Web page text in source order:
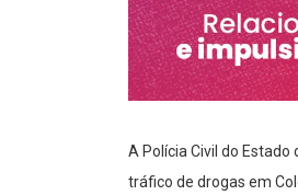
A Polícia Civil do
tráfico de drogas em